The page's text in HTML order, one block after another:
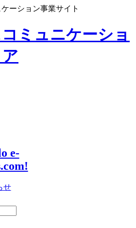
ーション事業サイト
ミュニケーショ
e-
せ